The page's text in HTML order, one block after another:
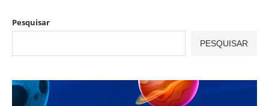
Pesquisar
PESQUISAR